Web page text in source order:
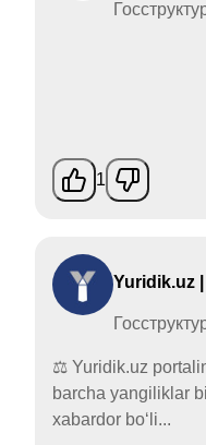
1
Yuridik.uz
⚖️ Yuridik.uz
barcha yangiliklar
xabardor bo‘li...